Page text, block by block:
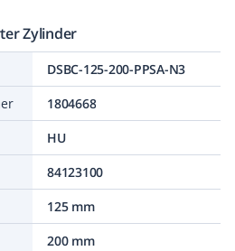
Zylinder
DSBC-125-200-PPSA-N3
1804668
HU
84123100
125 mm
200 mm